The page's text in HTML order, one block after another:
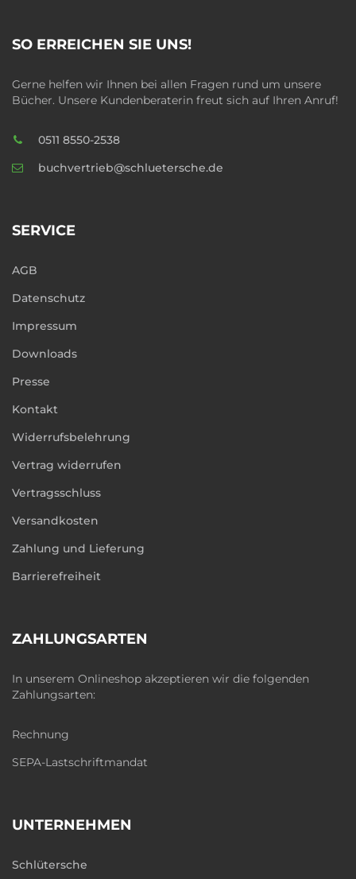
SO ERREICHEN SIE UNS!
Gerne helfen wir Ihnen bei allen Fragen rund um unsere
Bücher. Unsere Kundenberaterin freut sich auf Ihren Anruf!
0511 8550-2538
buchvertrieb@schluetersche.de
SERVICE
AGB
Datenschutz
Impressum
Downloads
Presse
Kontakt
Widerrufsbelehrung
Vertrag widerrufen
Vertragsschluss
Versandkosten
Zahlung und Lieferung
Barrierefreiheit
ZAHLUNGSARTEN
In unserem Onlineshop akzeptieren wir die folgenden
Zahlungsarten:
Rechnung
SEPA-Lastschriftmandat
UNTERNEHMEN
Schlütersche